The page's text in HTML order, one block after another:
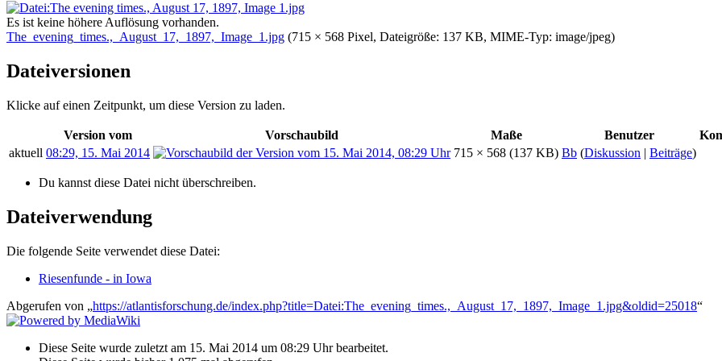
Es ist keine höhere Auflösung vorhanden.
The_evening_times.,_August_17,_1897,_Image_1.jpg (715 × 568 Pixel, Dateigröße: 137 KB, MIME-Typ: image/jpeg)
Dateiversionen
Klicke auf einen Zeitpunkt, um diese Version zu laden.
Version vom Vorschaubild Maße Benutzer
aktuell 08:29, 15. Mai 2014 715 × 568 (137 KB) Bb (Diskussion | Beiträge)
Du kannst diese Datei nicht überschreiben.
Dateiverwendung
Die folgende Seite verwendet diese Datei:
Riesenfunde - in Iowa
Abgerufen von „https://atlantisforschung.de/index.php?title=Datei:The_evening_times.,_August_17,_1897,_Image_1.jpg&oldid=25018“
Diese Seite wurde zuletzt am 15. Mai 2014 um 08:29 Uhr bearbeitet.